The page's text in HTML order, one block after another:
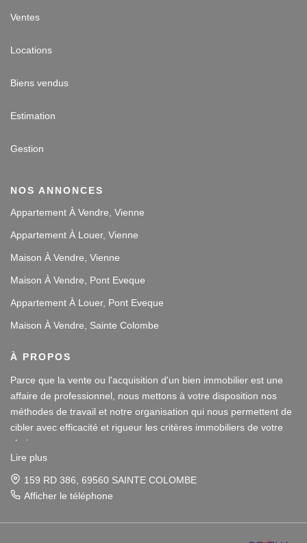
Ventes
Locations
Biens vendus
Estimation
Gestion
NOS ANNONCES
Appartement À Vendre, Vienne
Appartement À Louer, Vienne
Maison À Vendre, Vienne
Maison À Vendre, Pont Eveque
Appartement À Louer, Pont Eveque
Maison À Vendre, Sainte Colombe
À PROPOS
Parce que la vente ou l'acquisition d'un bien immobilier est une
affaire de professionnel, nous mettons à votre disposition nos
méthodes de travail et notre organisation qui nous permettent de
cibler avec efficacité et rigueur les critères immobiliers de votre
choix.
Notre disponibilité et notre écoute au sein de nos agences
immobilières à Vienne et Sainte Colombe les Vienne, au Sud de
et agréable afin que votre investissement reste un plaisir.
Lire plus
159 RD 386, 69560 SAINTE COLOMBE
Afficher le téléphone
affaire de professionnel, nous mettons à votre disposition nos